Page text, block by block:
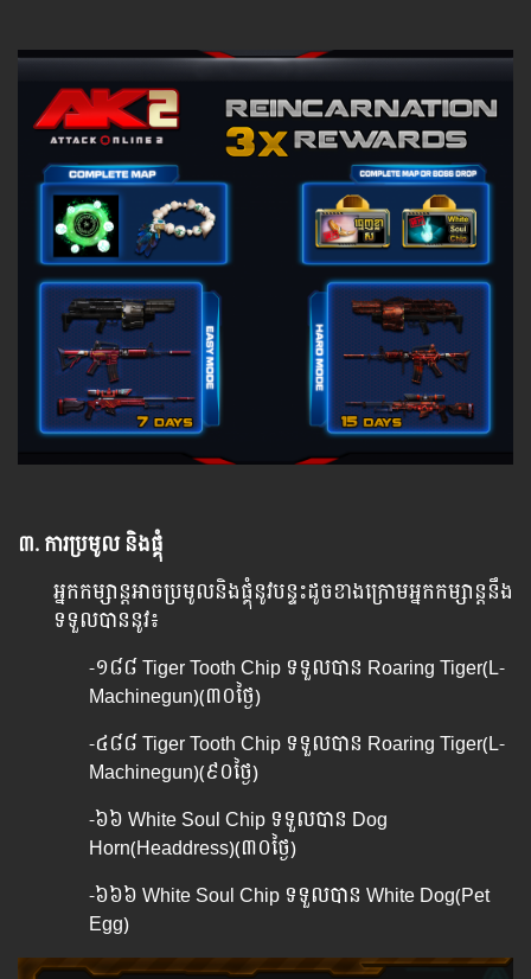
៣. ការប្រមូល និងផ្គុំ
អ្នកកម្សាន្តអាចប្រមូលនិងផ្គុំនូវបន្ទះដូចខាងក្រោមអ្នកកម្សាន្តនឹង
ទទួលបាននូវ៖
-១៨៨ Tiger Tooth Chip ទទួលបាន Roaring Tiger(L-
Machinegun)(៣០ថ្ងៃ)
-៤៨៨ Tiger Tooth Chip ទទួលបាន Roaring Tiger(L-
Machinegun)(៩០ថ្ងៃ)
-​៦៦​ White Soul Chip ទទួលបាន Dog
Horn(Headdress)(៣០ថ្ងៃ)
-​៦៦៦​ White Soul Chip ទទួលបាន White Dog(Pet
Egg)​